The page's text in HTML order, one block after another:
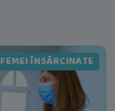
FEMEI ÎNSĂRCINATE